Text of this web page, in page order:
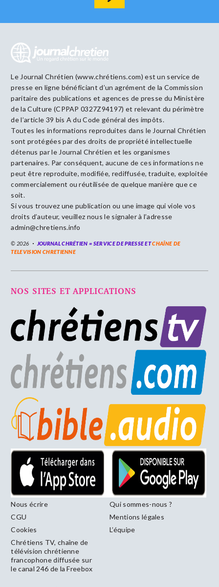
Le Journal Chrétien (www.chrétiens.com) est un service de
presse en ligne bénéficiant d’un agrément de la Commission
paritaire des publications et agences de presse du Ministère
de la Culture (CPPAP 0327Z94197) et relevant du périmètre
de l’article 39 bis A du Code général des impôts.
Toutes les informations reproduites dans le Journal Chrétien
sont protégées par des droits de propriété intellectuelle
détenus par le Journal Chrétien et les organismes
partenaires. Par conséquent, aucune de ces informations ne
peut être reproduite, modifiée, rediffusée, traduite, exploitée
commercialement ou réutilisée de quelque manière que ce
soit.
Si vous trouvez une publication ou une image qui viole vos
droits d’auteur, veuillez nous le signaler à l’adresse
admin@chretiens.info
© 2026 JOURNAL CHRÉTIEN = SERVICE DE PRESSE ETCHAÎNE DE
TELEVISION CHRETIENNE
NOS SITES ET APPLICATIONS
Nous écrire
Qui sommes-nous ?
CGU
Mentions légales
Cookies
L’équipe
Chrétiens TV, chaîne de
télévision chrétienne
francophone diffusée sur
le canal 246 de la Freebox